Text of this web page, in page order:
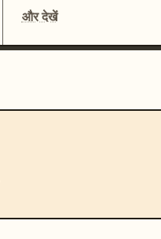
और देखें